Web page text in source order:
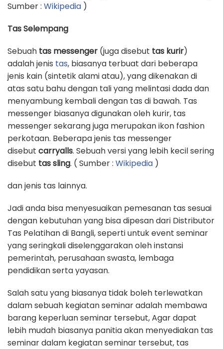
Sumber : Wikipedia )
Tas Selempang
Sebuah tas messenger (juga disebut tas kurir)
adalah jenis tas, biasanya terbuat dari beberapa
jenis kain (sintetik alami atau), yang dikenakan di
atas satu bahu dengan tali yang melintasi dada dan
menyambung kembali dengan tas di bawah. Tas
messenger biasanya digunakan oleh kurir, tas
messenger sekarang juga merupakan ikon fashion
perkotaan. Beberapa jenis tas messenger
disebut carryalls. Sebuah versi yang lebih kecil sering
disebut tas sling. ( Sumber : Wikipedia )
dan jenis tas lainnya.
Jadi anda bisa menyesuaikan pemesanan tas sesuai
dengan kebutuhan yang bisa dipesan dari Distributor
Tas Pelatihan di Bangli, seperti untuk event seminar
yang seringkali diselenggarakan oleh instansi
pemerintah, perusahaan swasta, lembaga
pendidikan serta yayasan.
Salah satu yang biasanya tidak boleh terlewatkan
dalam sebuah kegiatan seminar adalah membawa
barang keperluan seminar tersebut, Agar dapat
lebih mudah biasanya panitia akan menyediakan tas
seminar dalam kegiatan seminar tersebut, tas